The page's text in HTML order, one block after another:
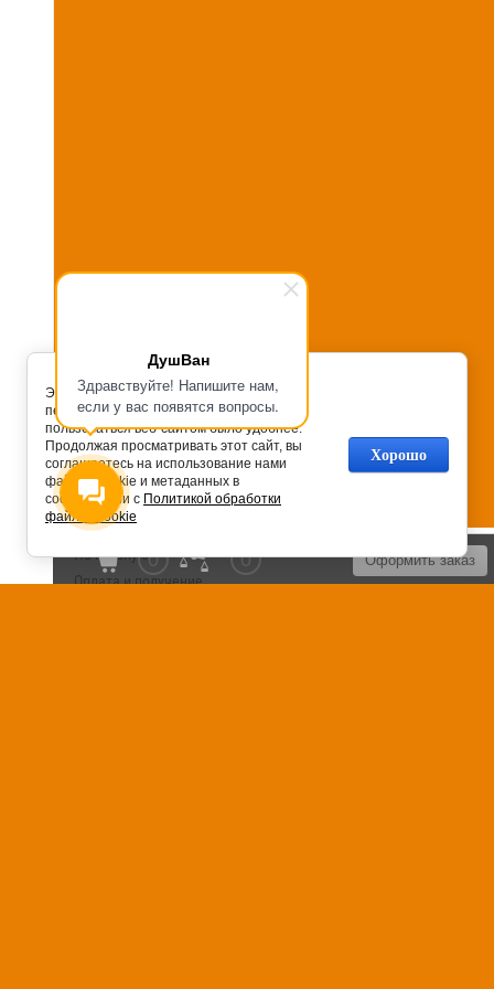
ДушВан
Здравствуйте! Напишите нам,
если у вас появятся вопросы.
Оформить заказ
0 0
На главную
Оплата и получение
Этот сайт обрабатывает Cookies с целью
персонализации сервисов и чтобы
пользоваться веб-сайтом было удобнее.
Продолжая просматривать этот сайт, вы
соглашаетесь на использование нами
файлов cookie и метаданных в
соответствии с Политикой обработки
файлов cookie
Хорошо